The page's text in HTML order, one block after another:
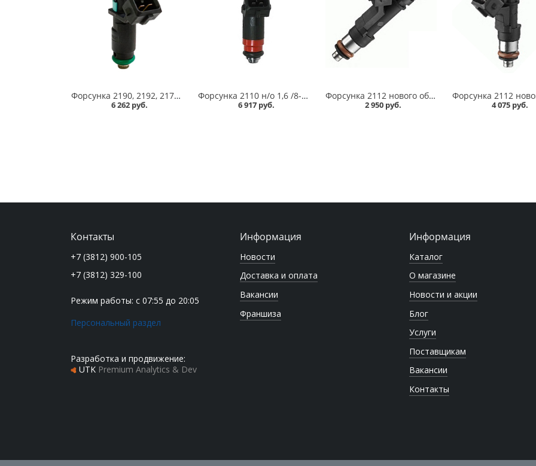
Форсунка 2190, 2192, 2170, 2180 Vesta, Datsun 8 кл /72370/ /1118-1132010-20/, Siemens в Омске
6 262 руб.
Форсунка 2110 н/о 1,6 /8-клап/ №20734 Siemens/Continental в Омске
6 917 руб.
Форсунка 2112 нового образца, 1,5 "Bosch" №502 в Омске
2 950 руб. 4 075 руб.
Информация
Новости
Доставка и оплата
Вакансии
Франшиза
Информация
Каталог
О магазине
Новости и акции
Блог
Услуги
Поставщикам
Вакансии
Контакты
Контакты
+7 (3812) 900-105
+7 (3812) 329-100
Режим работы: с 07:55 до 20:05
Персональный раздел
Разработка и продвижение:
UTK Premium Analytics & Dev